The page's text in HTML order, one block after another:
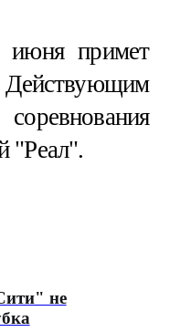
июня примет
"Реал".
не